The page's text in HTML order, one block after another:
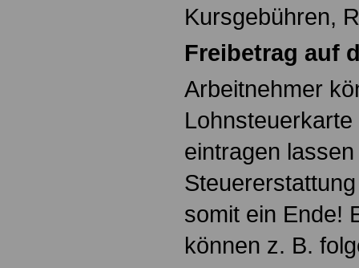
Kursgebühren,
Freibetrag auf
Arbeitnehmer
eintragen
somit ein Ende!
können z. B.